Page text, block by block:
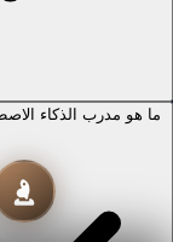
ما هو مدرب الذكاء